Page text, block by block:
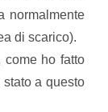
normalmente
di scarico).
come ho fatto
a questo